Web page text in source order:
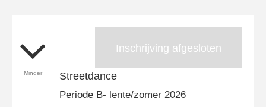
Inschrijving afgesloten
Minder Streetdance
Periode B- lente/zomer 2026